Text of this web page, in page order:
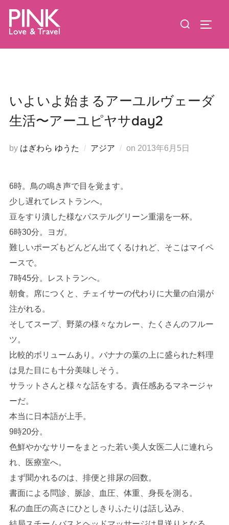
ン
検
対
いよいよ始まるアーユルヴェーダ
生活〜アーユピヤサday2
by はぎわら ゆうた アジア on 投
2013年6月5日
6時。鳥の鳴き声で目を覚ます。
少し遅れてレストランへ。
豆をすり潰した様なパステルグリーン重湯を一杯。
6時30分。ヨガ。
難しいポーズもどんどん出てくるけれど、そこはマイペ
ースで。
7時45分。レストランへ。
朝食。席につくと、チェイサーの代わりに大量の白湯が
注がれる。
そしてスープ、野菜の様々なカレー、たくさんのフルー
ツ。
比較的ボリュームあり。バナナの葉の上に盛られた料理
は見た目にも十分美味しそう。
サラットさんと様々な話をする。責任感あるマネージャ
ーだ。
本当に日本語が上手。
9時20分。
色鮮やかなサリーをまとった若い美人女医二人に連れら
れ、医療室へ。
まず聞かれるのは、排便と排尿の回数。
書面による問診、脈診、血圧、体重、身長を測る。
私の血圧の高さにひとしきりふたりは話し込み、